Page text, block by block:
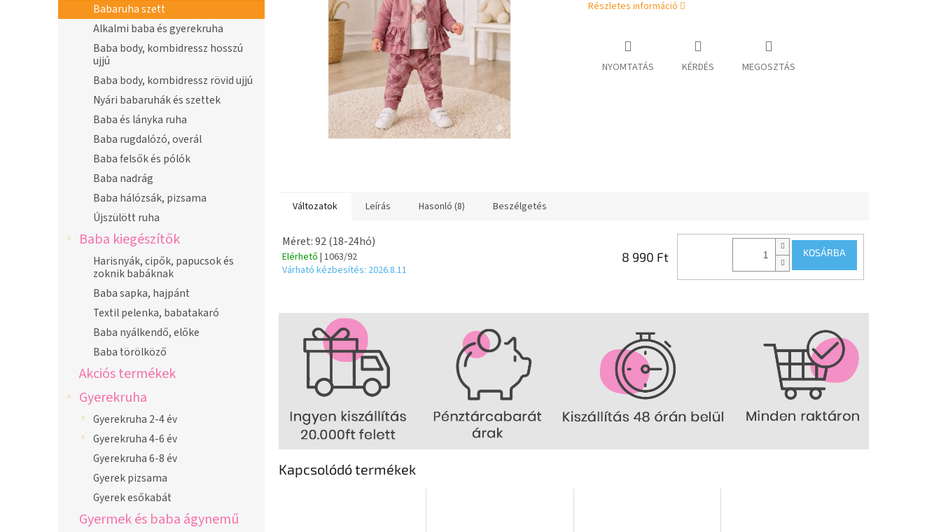
e
Babaruha szett
Alkalmi baba és gyerekruha
Baba body, kombidressz hosszú
ujjú
Baba body, kombidressz rövid ujjú
Nyári babaruhák és szettek
Baba és lányka ruha
Baba rugdalózó, overál
Baba felsők és pólók
Baba nadrág
Baba hálózsák, pizsama
Újszülött ruha
Baba kiegészítők
Harisnyák, cipők, papucsok és
zoknik babáknak
Baba sapka, hajpánt
Textil pelenka, babatakaró
Baba nyálkendő, előke
Baba törölköző
Akciós termékek
Gyerekruha
Gyerekruha 2-4 év
Gyerekruha 4-6 év
Gyerekruha 6-8 év
Gyerek pizsama
Gyerek esőkabát
Gyermek és baba ágynemű
Részletes információ
NYOMTATÁS KÉRDÉS MEGOSZTÁS
Kapcsolódó termékek
Változatok Leírás Hasonló (8) Beszélgetés
Méret: 92 (18-24hó)
Elérhető | 1063/92
Várható kézbesítés: 2026.8.11
8 990 Ft KOSÁRBA